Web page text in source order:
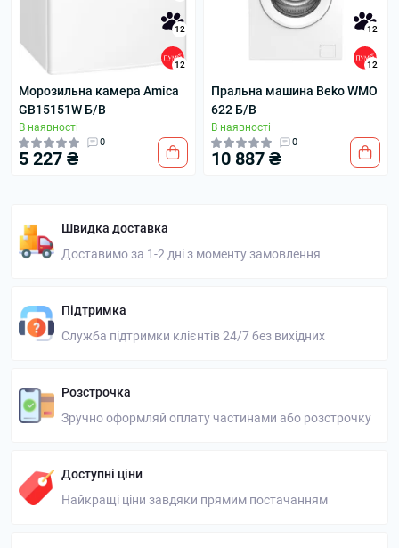
12
12
Морозильна камера Amica
GB15151W Б/В
В наявності
0
5 227 ₴
12
12
Пральна машина Beko WMO
622 Б/В
В наявності
0
10 887 ₴
Швидка доставка
Доставимо за 1-2 дні з моменту замовлення
Підтримка
Служба підтримки клієнтів 24/7 без вихідних
Розстрочка
Зручно оформляй оплату частинами або розстрочку
Доступні ціни
Найкращі ціни завдяки прямим постачанням